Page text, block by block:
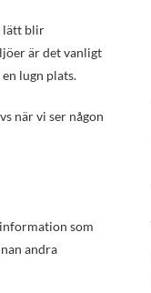
lätt blir
är det vanligt
lugn plats.
när vi ser någon
som
andra